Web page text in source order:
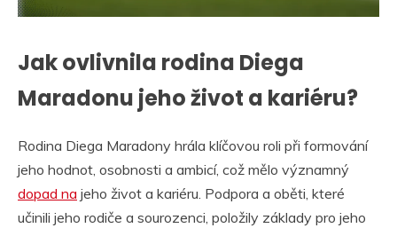
Jak ovlivnila rodina Diega
Maradonu jeho život a kariéru?
Rodina Diega Maradony hrála klíčovou roli při formování
jeho hodnot, osobnosti a ambicí, což mělo významný
dopad na jeho život a kariéru. Podpora a oběti, které
učinili jeho rodiče a sourozenci, položily základy pro jeho